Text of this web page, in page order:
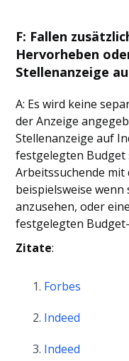
F: Fallen
Hervorheben
Stellenanzeige
A: Es wird keine
der Anzeige
Stellenanzeige auf
festgelegten Budget
Arbeitssuchende
beispielsweise wenn
anzusehen, oder
festgelegten
Zitate:
Forbes
Indeed
Indeed